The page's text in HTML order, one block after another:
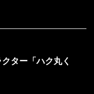
ター「ハク丸く